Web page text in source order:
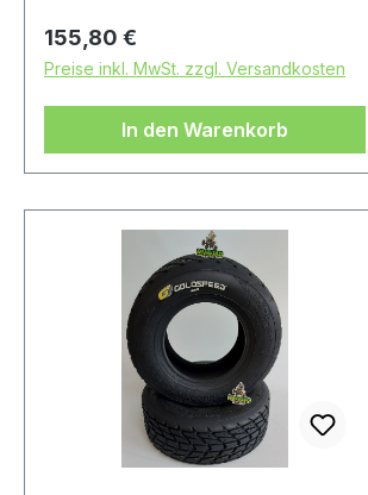
Regulärer Preis:
155,80 €
Preise inkl. MwSt. zzgl. Versandkosten
In den Warenkorb